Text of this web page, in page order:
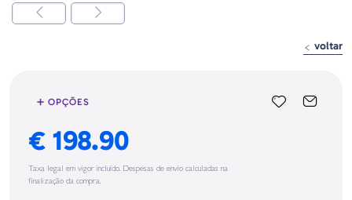
voltar
➕ OPÇÕES
€ 198.90
Taxa legal em vigor incluído. Despesas de envio calculadas na
finalização da compra.